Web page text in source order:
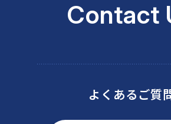
Contact
よくあるご質